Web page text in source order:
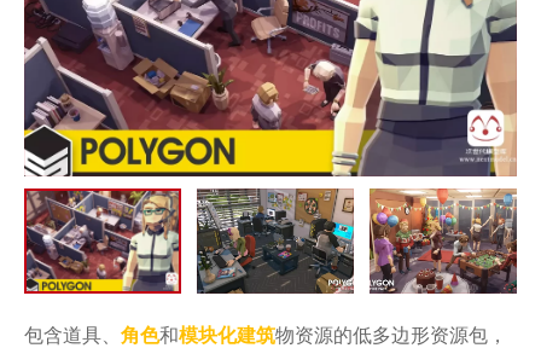
包含道具、 角色和模块化建筑物资源的低多边形资源包，